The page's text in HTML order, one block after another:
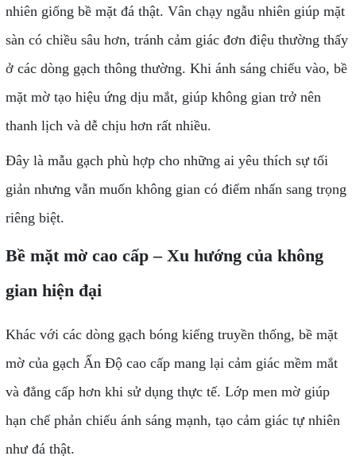
nhiên giống bề mặt đá thật. Vân chạy ngẫu nhiên giúp mặt
sàn có chiều sâu hơn, tránh cảm giác đơn điệu thường thấy
ở các dòng gạch thông thường. Khi ánh sáng chiếu vào, bề
mặt mờ tạo hiệu ứng dịu mắt, giúp không gian trở nên
thanh lịch và dễ chịu hơn rất nhiều.
Đây là mẫu gạch phù hợp cho những ai yêu thích sự tối
giản nhưng vẫn muốn không gian có điểm nhấn sang trọng
riêng biệt.
Bề mặt mờ cao cấp – Xu hướng của không
gian hiện đại
Khác với các dòng gạch bóng kiếng truyền thống, bề mặt
mờ của gạch Ấn Độ cao cấp mang lại cảm giác mềm mắt
và đẳng cấp hơn khi sử dụng thực tế. Lớp men mờ giúp
hạn chế phản chiếu ánh sáng mạnh, tạo cảm giác tự nhiên
như đá thật.